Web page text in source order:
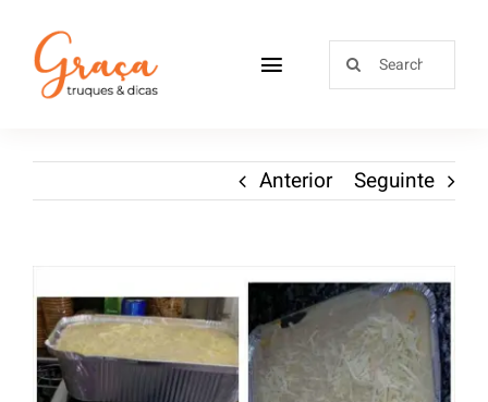
Receitas
Sobre
Loja
Blog
Anterior Seguinte